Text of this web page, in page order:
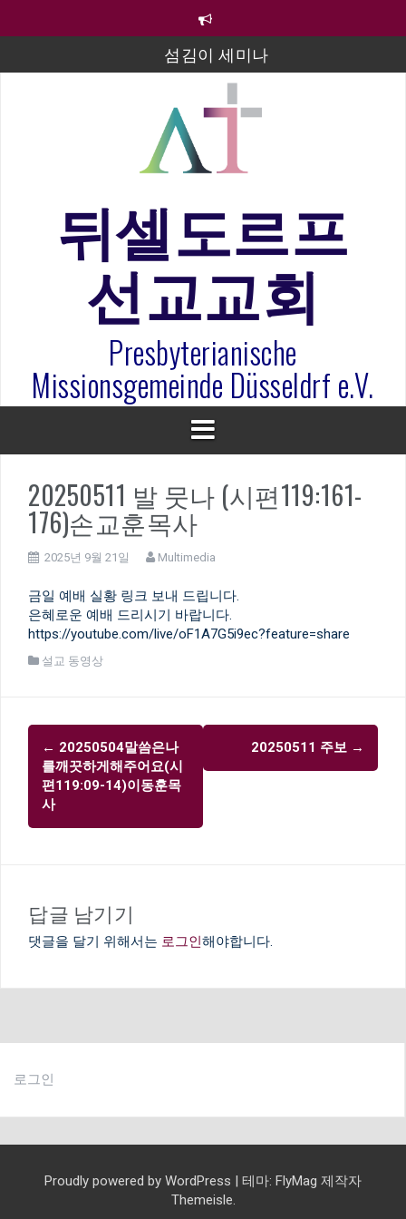
섬김이 세미나
김태희 자매 졸업연주
2023년 어린이 주일 유초등부 발표
라합3 나라 봉헌송
은퇴사-우선화 권사
20260322 주안에 가만히 머물기(요한복음 15:1-17) 손
훈목사
뒤셀도르프
선교교회
Presbyterianische
Missionsgemeinde Düsseldrf e.V.
20250511 발 뭇나 (시편119:161-
176)손교훈목사
2025년 9월 21일 Multimedia
금일 예배 실황 링크 보내 드립니다.
은혜로운 예배 드리시기 바랍니다.
https://youtube.com/live/oF1A7G5i9ec?feature=share
설교 동영상
글
내
비
게
← 20250504말씀은나
를깨끗하게해주어요(시
편119:09-14)이동훈목
사
20250511 주보 →
답글 남기기
댓글을 달기 위해서는 로그인해야합니다.
로그인
Proudly powered by WordPress | 테마: FlyMag 제작자
Themeisle.